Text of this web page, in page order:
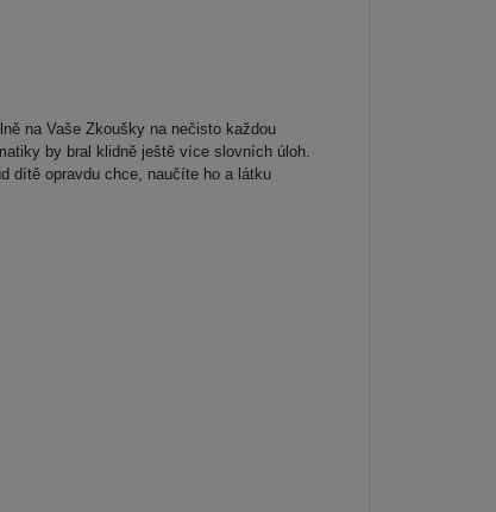
na Vaše Zkoušky na nečisto každou
by bral klidně ještě více slovních úloh.
dítě opravdu chce, naučíte ho a látku